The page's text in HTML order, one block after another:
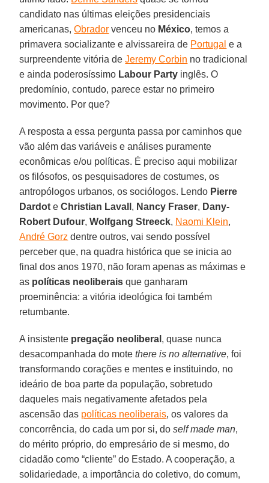
candidato nas últimas eleições presidenciais
americanas,Obrador venceu no México, temos a
primavera socializante e alvissareira de Portugal e a
surpreendente vitória deJeremy Corbin no tradicional
e ainda poderosíssimo Labour Party inglês. O
predomínio, contudo, parece estar no primeiro
movimento. Por que?
A resposta a essa pergunta passa por caminhos que
vão além das variáveis e análises puramente
econômicas e/ou políticas. É preciso aqui mobilizar
os filósofos, os pesquisadores de costumes, os
antropólogos urbanos, os sociólogos. Lendo Pierre
Dardot eChristian Lavall , Nancy Fraser, Dany-
Robert Dufour,Wolfgang Streeck, Naomi Klein,
André Gorz dentre outros, vai sendo possível
perceber que, na quadra histórica que se inicia ao
final dos anos 1970, não foram apenas as máximas e
as políticas neoliberais que ganharam
proeminência: a vitória ideológica foi também
retumbante.
A insistente pregação neoliberal , quase nunca
desacompanhada do motethere is no alternative, foi
transformando corações e mentes e instituindo, no
ideário de boa parte da população, sobretudo
daqueles mais negativamente afetados pela
ascensão das políticas neoliberais, os valores da
concorrência, do cada um por si, doself made man,
do mérito próprio, do empresário de si mesmo, do
cidadão como “cliente” do Estado. A cooperação, a
solidariedade, a importância do coletivo, do comum,